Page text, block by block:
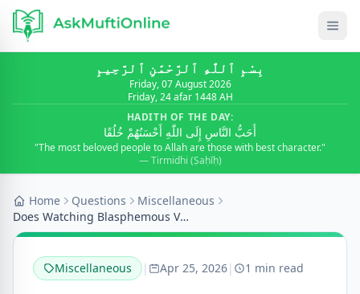
بِسْمِ ٱللَّٰهِ ٱلرَّحْمَٰنِ ٱلرَّحِيمِ
Friday, 07 August 2026
Friday, 24 afar 1448 AH
HADITH OF THE DAY:
أَحَبُّ النَّاسِ إِلَى اللّٰهِ أَحْسَنُهُمْ خُلُقًا
"The most beloved people to Allah are those with best character."
— Tirmidhi (Ṣaḥīḥ)
Home Questions
Miscellaneous
Does Watching Blasphemous Videos Make a Person a D...
Miscellaneous | Apr 25, 2026| 1 min read